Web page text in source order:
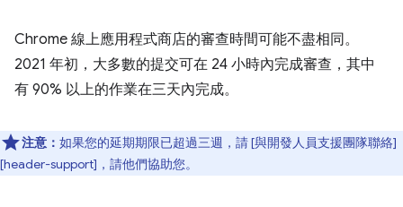
Chrome 線上應用程式商店的審查時間可能不盡相同。
2021 年初，大多數的提交可在 24 小時內完成審查，其中
有 90% 以上的作業在三天內完成。
注意： 如果您的延期期限已超過三週，請 [與開發人員支援團隊聯絡]
[header-support]，請他們協助您。